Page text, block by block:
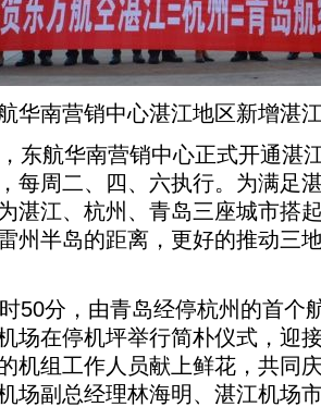
南营销中心湛江地区新增湛
航华南营销中心正式开通湛
每周二、四、六执行。为满足
湛江、杭州、青岛三座城市搭
州半岛的距离，更好的推动三
分，由青岛经停杭州的首个
场在停机坪举行简朴仪式，迎
机组工作人员献上鲜花，共同
场副总经理林海明、湛江机场